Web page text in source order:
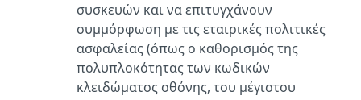
συσκευών και να επιτυγχάνουν
συμμόρφωση με τις εταιρικές πολιτικές
ασφαλείας (όπως ο καθορισμός της
πολυπλοκότητας των κωδικών
κλειδώματος οθόνης, του μέγιστου